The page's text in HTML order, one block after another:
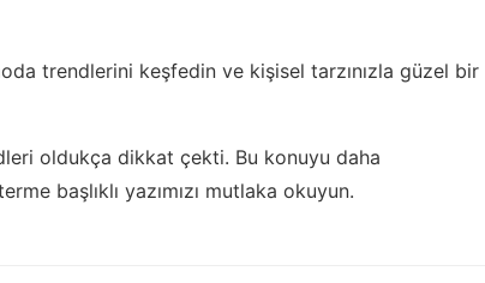
trendlerini keşfedin ve kişisel tarzınızla güzel bir
oldukça dikkat çekti. Bu konuyu daha
başlıklı yazımızı mutlaka okuyun.